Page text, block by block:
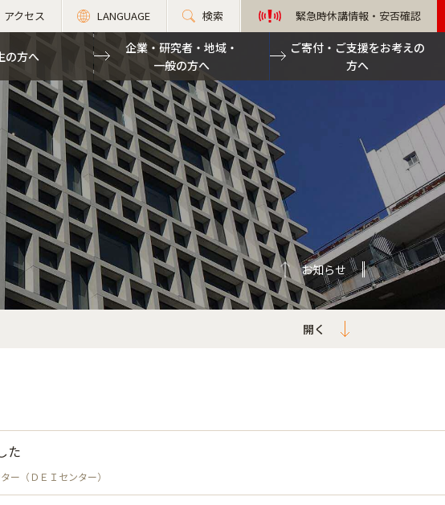
アクセス LANGUAGE 検索 緊急時休講情報・安否確認
の方へ
企業・研究者・地域・
一般の方へ
ご寄付・ご支援をお考えの
方へ
お知らせ
た
ー（ＤＥＩセンター）